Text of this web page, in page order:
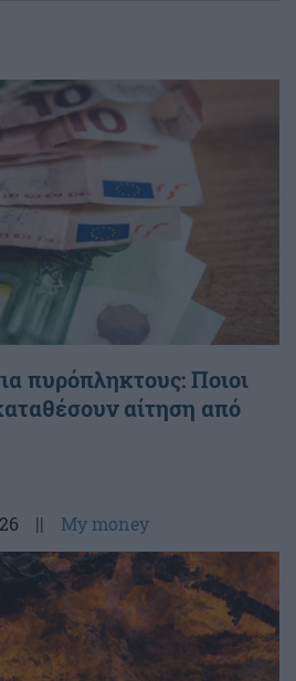
πυρόπληκτους: Ποιοι
αίτηση από
|| My money